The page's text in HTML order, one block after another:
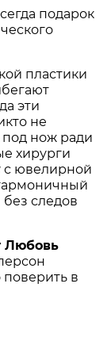
подарок
пластики
эти
не
под нож ради
хирурги
с ювелирной
следов
Любовь
в